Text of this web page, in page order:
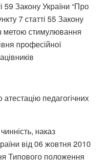
59 Закону України “Про
7 статті 55 Закону
метою стимулювання
професійної
педагогічних
наказ
від 06 жовтня 2010
Типового положення